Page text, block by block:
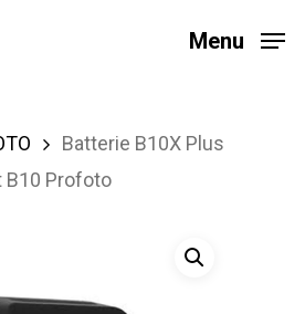
Menu
Batterie B10X Plus
B10 Profoto